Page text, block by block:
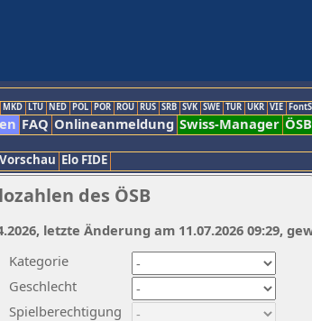
MKD LTU NED POL POR ROU RUS SRB SVK SWE TUR UKR VIE
FAQ Onlineanmeldung Swiss-Manager ÖSB
Elo FIDE
des ÖSB
Kategorie
Geschlecht
Spielberechtigung
letzte Änderung am 11.07.2026 09:29,